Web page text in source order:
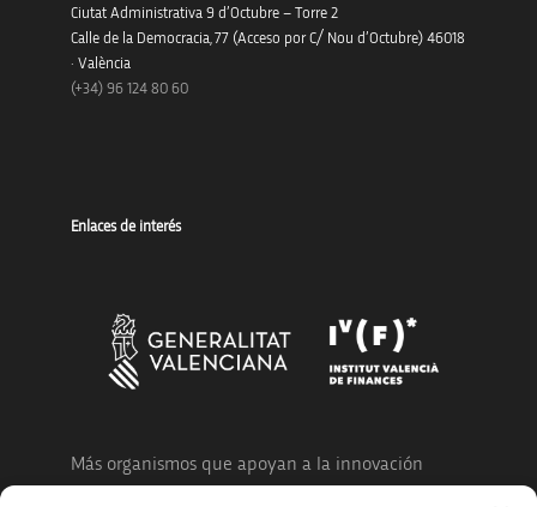
Ciutat Administrativa 9 d’Octubre – Torre 2
Calle de la Democracia, 77 (Acceso por C/ Nou d’Octubre) 46018
· València
(+34) 96 124 80 60
Enlaces de interés
Más organismos que apoyan a la innovación